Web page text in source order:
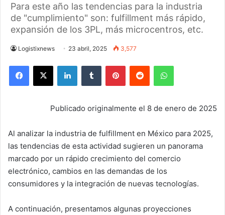
Para este año las tendencias para la industria
de "cumplimiento" son: fulfillment más rápido,
expansión de los 3PL, más microcentros, etc.
Logistixnews 23 abril, 2025 3,577
Publicado originalmente el 8 de enero de 2025
Al analizar la industria de fulfillment en México para 2025,
las tendencias de esta actividad sugieren un panorama
marcado por un rápido crecimiento del comercio
electrónico, cambios en las demandas de los
consumidores y la integración de nuevas tecnologías.
A continuación, presentamos algunas proyecciones